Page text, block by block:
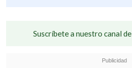
Suscríbete a nuestro canal de